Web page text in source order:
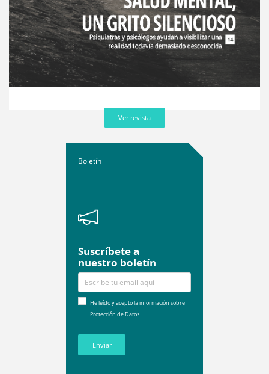
Ver revista
Boletín
Suscríbete a
nuestro boletín
He leído y acepto la información sobre
Protección de Datos
Enviar